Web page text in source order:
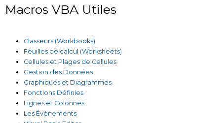
Macros VBA Utiles
Classeurs (Workbooks)
Feuilles de calcul (Worksheets)
Cellules et Plages de Cellules
Gestion des Données
Graphiques et Diagrammes
Fonctions Définies
Lignes et Colonnes
Les Événements